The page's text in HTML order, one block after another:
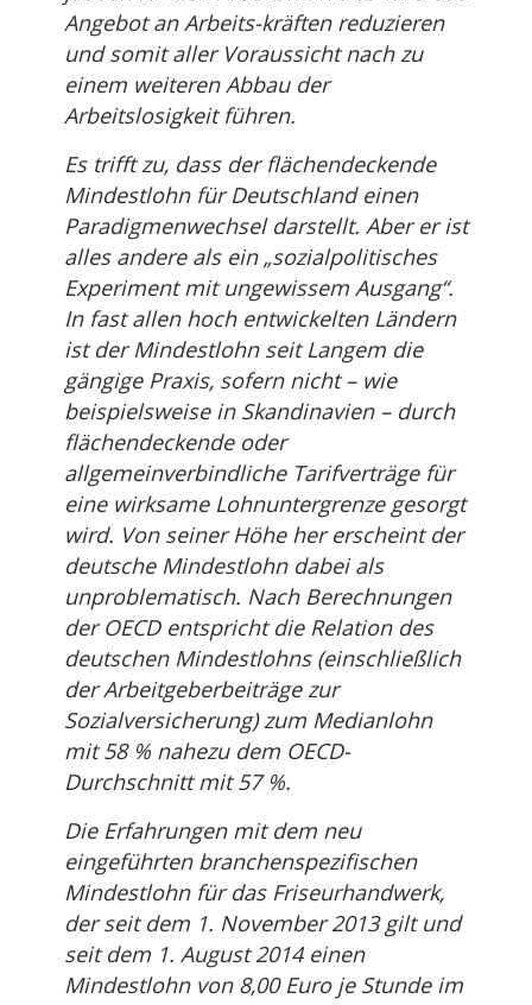
Angebot an Arbeits-kräften reduzieren
und somit aller Voraussicht nach zu
einem weiteren Abbau der
Arbeitslosigkeit führen.
Es trifft zu, dass der flächendeckende
Mindestlohn für Deutschland einen
Paradigmenwechsel darstellt. Aber er ist
alles andere als ein „sozialpolitisches
Experiment mit ungewissem Ausgang“.
In fast allen hoch entwickelten Ländern
ist der Mindestlohn seit Langem die
gängige Praxis, sofern nicht – wie
beispielsweise in Skandinavien – durch
flächendeckende oder
allgemeinverbindliche Tarifverträge für
eine wirksame Lohnuntergrenze gesorgt
wird. Von seiner Höhe her erscheint der
deutsche Mindestlohn dabei als
unproblematisch. Nach Berechnungen
der OECD entspricht die Relation des
deutschen Mindestlohns (einschließlich
der Arbeitgeberbeiträge zur
Sozialversicherung) zum Medianlohn
mit 58 % nahezu dem OECD-
Durchschnitt mit 57 %.
Die Erfahrungen mit dem neu
eingeführten branchenspezifischen
Mindestlohn für das Friseurhandwerk,
der seit dem 1. November 2013 gilt und
seit dem 1. August 2014 einen
Mindestlohn von 8,00 Euro je Stunde im